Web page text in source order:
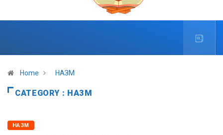
Home НАЗМ
CATEGORY : НАЗМ
НАЗМ